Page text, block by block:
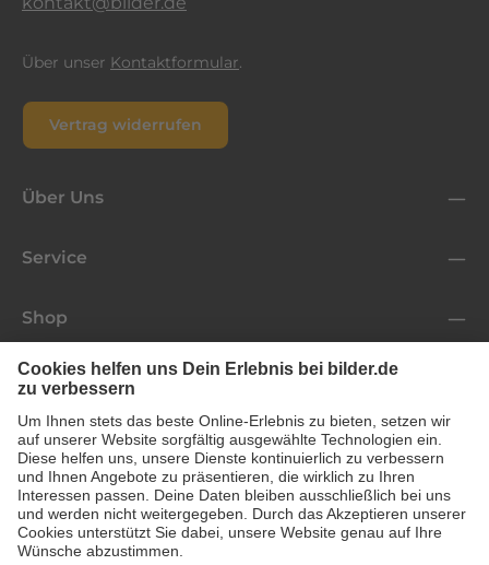
Über unser Kontaktformular.
Vertrag widerrufen
Über Uns
Service
Shop
Folge uns